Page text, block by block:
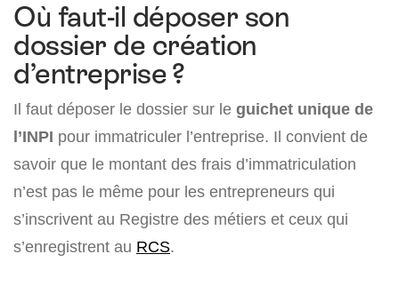
Où faut-il déposer son
dossier de création
d’entreprise ?
Il faut déposer le dossier sur le guichet unique de
l’INPI pour immatriculer l’entreprise. Il convient de
savoir que le montant des frais d’immatriculation
n’est pas le même pour les entrepreneurs qui
s’inscrivent au Registre des métiers et ceux qui
s’enregistrent au RCS.